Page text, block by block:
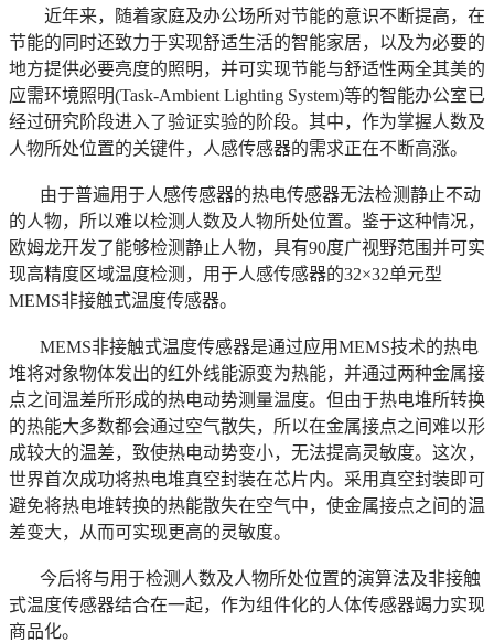
近年来，随着家庭及办公场所对节能的意识不断提高，在
节能的同时还致力于实现舒适生活的智能家居，以及为必要的
地方提供必要亮度的照明，并可实现节能与舒适性两全其美的
应需环境照明(Task-Ambient Lighting System)等的智能办公室已
经过研究阶段进入了验证实验的阶段。其中，作为掌握人数及
人物所处位置的关键件，人感传感器的需求正在不断高涨。
由于普遍用于人感传感器的热电传感器无法检测静止不动
的人物，所以难以检测人数及人物所处位置。鉴于这种情况，
欧姆龙开发了能够检测静止人物，具有90度广视野范围并可实
现高精度区域温度检测，用于人感传感器的32×32单元型
MEMS非接触式温度传感器。
MEMS非接触式温度传感器是通过应用MEMS技术的热电
堆将对象物体发出的红外线能源变为热能，并通过两种金属接
点之间温差所形成的热电动势测量温度。但由于热电堆所转换
的热能大多数都会通过空气散失，所以在金属接点之间难以形
成较大的温差，致使热电动势变小，无法提高灵敏度。这次，
世界首次成功将热电堆真空封装在芯片内。采用真空封装即可
避免将热电堆转换的热能散失在空气中，使金属接点之间的温
差变大，从而可实现更高的灵敏度。
今后将与用于检测人数及人物所处位置的演算法及非接触
式温度传感器结合在一起，作为组件化的人体传感器竭力实现
商品化。